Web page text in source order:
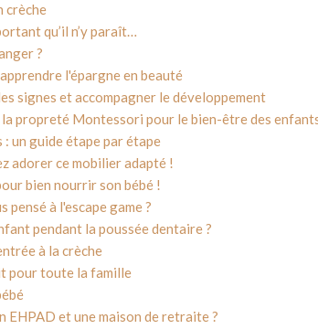
crèche
qu’il n’y paraît…
?
l'épargne en beauté
signes et accompagner le développement
propreté Montessori pour le bien-être des
un guide étape par étape
adorer ce mobilier adapté !
bien nourrir son bébé !
pensé à l'escape game ?
pendant la poussée dentaire ?
à la crèche
pour toute la famille
et une maison de retraite ?